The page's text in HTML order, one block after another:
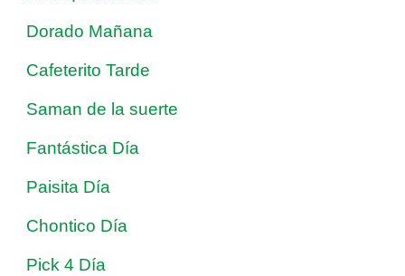
Dorado Mañana
Cafeterito Tarde
Saman de la suerte
Fantástica Día
Paisita Día
Chontico Día
Pick 4 Día